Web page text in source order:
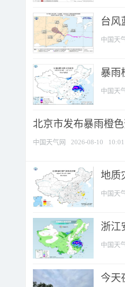
台风
中国天
暴雨
中国天
北京市发布暴雨橙
中国天气网 2026-08-10 10:01
地质
中国天
浙江
中国天
今天